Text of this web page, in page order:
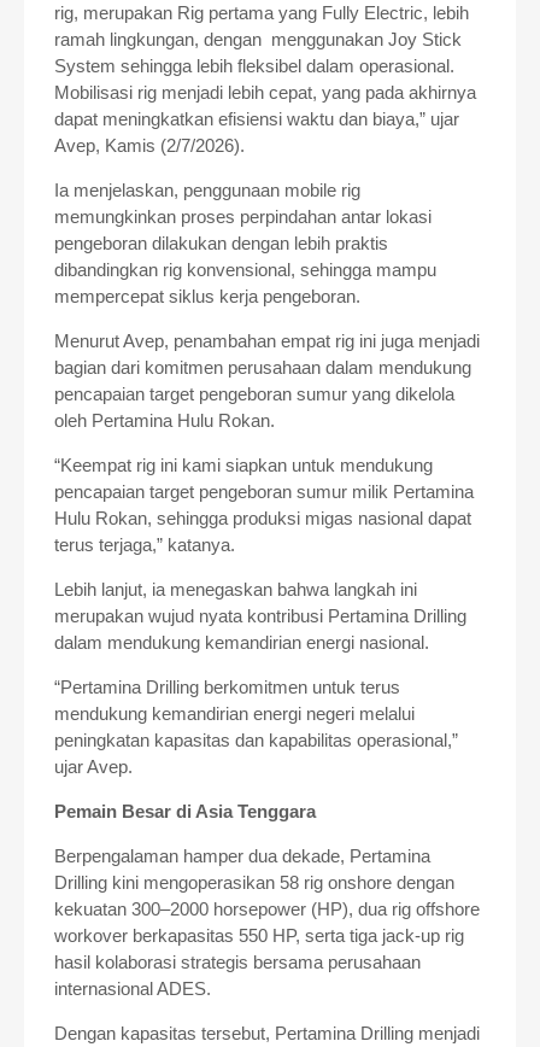
rig, merupakan Rig pertama yang Fully Electric, lebih
ramah lingkungan, dengan menggunakan Joy Stick
System sehingga lebih fleksibel dalam operasional.
Mobilisasi rig menjadi lebih cepat, yang pada akhirnya
dapat meningkatkan efisiensi waktu dan biaya,” ujar
Avep, Kamis (2/7/2026).
Ia menjelaskan, penggunaan mobile rig
memungkinkan proses perpindahan antar lokasi
pengeboran dilakukan dengan lebih praktis
dibandingkan rig konvensional, sehingga mampu
mempercepat siklus kerja pengeboran.
Menurut Avep, penambahan empat rig ini juga menjadi
bagian dari komitmen perusahaan dalam mendukung
pencapaian target pengeboran sumur yang dikelola
oleh Pertamina Hulu Rokan.
“Keempat rig ini kami siapkan untuk mendukung
pencapaian target pengeboran sumur milik Pertamina
Hulu Rokan, sehingga produksi migas nasional dapat
terus terjaga,” katanya.
Lebih lanjut, ia menegaskan bahwa langkah ini
merupakan wujud nyata kontribusi Pertamina Drilling
dalam mendukung kemandirian energi nasional.
“Pertamina Drilling berkomitmen untuk terus
mendukung kemandirian energi negeri melalui
peningkatan kapasitas dan kapabilitas operasional,”
ujar Avep.
Pemain Besar di Asia Tenggara
Berpengalaman hamper dua dekade, Pertamina
Drilling kini mengoperasikan 58 rig onshore dengan
kekuatan 300–2000 horsepower (HP), dua rig offshore
workover berkapasitas 550 HP, serta tiga jack-up rig
hasil kolaborasi strategis bersama perusahaan
internasional ADES.
Dengan kapasitas tersebut, Pertamina Drilling menjadi